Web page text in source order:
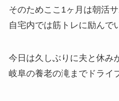
そのためここ1ヶ月は朝活サ
自宅内では筋トレに励んで
今日は久しぶりに夫と休み
岐阜の養老の滝までドライ